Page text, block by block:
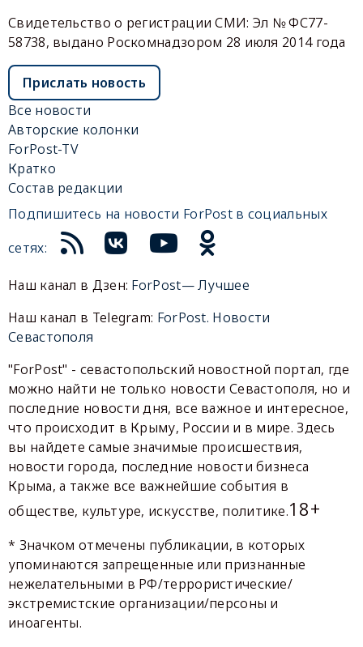
Свидетельство о регистрации СМИ: Эл № ФС77-
58738, выдано Роскомнадзором 28 июля 2014 года
Прислать новость
Все новости
Авторские колонки
ForPost-TV
Кратко
Состав редакции
Подпишитесь на новости ForPost в социальных
сетях:
Наш канал в Дзен: ForPost— Лучшее
Наш канал в Telegram: ForPost. Новости
Севастополя
"ForPost" - севастопольский новостной портал, где
можно найти не только новости Севастополя, но и
последние новости дня, все важное и интересное,
что происходит в Крыму, России и в мире. Здесь
вы найдете самые значимые происшествия,
новости города, последние новости бизнеса
Крыма, а также все важнейшие события в
обществе, культуре, искусстве, политике.18+
* Значком отмечены публикации, в которых
упоминаются запрещенные или признанные
нежелательными в РФ/террористические/
экстремистские организации/персоны и
иноагенты.